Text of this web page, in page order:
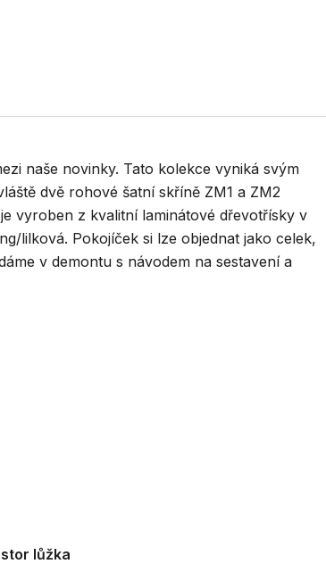
naše novinky. Tato kolekce vyniká svým
dvě rohové šatní skříně ZM1 a ZM2
vyroben z kvalitní laminátové dřevotřísky v
lilková. Pokojíček si lze objednat jako celek,
v demontu s návodem na sestavení a
lůžka